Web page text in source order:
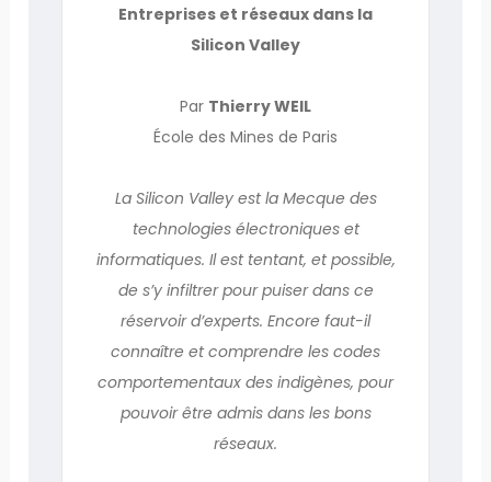
Entreprises et réseaux dans la
Silicon Valley
Par Thierry WEIL
École des Mines de Paris
La Silicon Valley est la Mecque des
technologies électroniques et
informatiques. Il est tentant, et possible,
de s’y infiltrer pour puiser dans ce
réservoir d’experts. Encore faut-il
connaître et comprendre les codes
comportementaux des indigènes, pour
pouvoir être admis dans les bons
réseaux.